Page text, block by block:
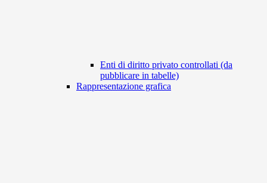
Enti di diritto privato controllati (da
pubblicare in tabelle)
Rappresentazione grafica